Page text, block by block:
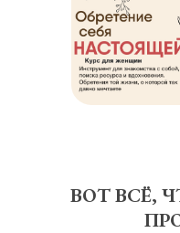
ВОТ ВСЁ,
планш
тел леж
тел 302